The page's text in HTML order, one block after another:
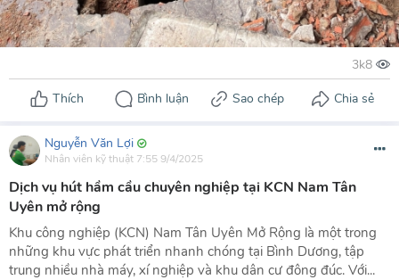
Nguyễn Văn Lợi
Nhân viên kỹ thuật 7:55 9/4/2025
Dịch vụ hút hầm cầu chuyên nghiệp tại KCN Nam Tân
Uyên mở rộng
Khu công nghiệp (KCN) Nam Tân Uyên Mở Rộng là một trong
những khu vực phát triển nhanh chóng tại Bình Dương, tập
trung nhiều nhà máy, xí nghiệp và khu dân cư đông đúc. Với...